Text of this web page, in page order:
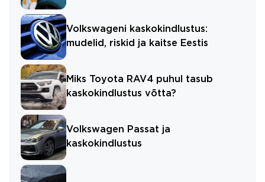
Volkswageni kaskokindlustus:
mudelid, riskid ja kaitse Eestis
Miks Toyota RAV4 puhul tasub
kaskokindlustus võtta?
Volkswagen Passat ja
kaskokindlustus